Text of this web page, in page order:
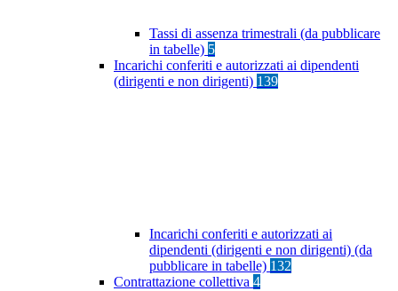
Tassi di assenza trimestrali (da pubblicare
in tabelle) 5
Incarichi conferiti e autorizzati ai dipendenti
(dirigenti e non dirigenti) 139
Incarichi conferiti e autorizzati ai
dipendenti (dirigenti e non dirigenti) (da
pubblicare in tabelle) 132
Contrattazione collettiva 4